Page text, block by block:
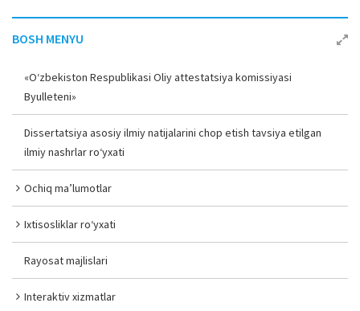
BOSH MENYU
«O‘zbekiston Respublikasi Oliy attestatsiya komissiyasi
Byulleteni»
Dissertatsiya asosiy ilmiy natijalarini chop etish tavsiya etilgan
ilmiy nashrlar ro‘yxati
Ochiq ma’lumotlar
Ixtisosliklar ro‘yxati
Rayosat majlislari
Interaktiv xizmatlar